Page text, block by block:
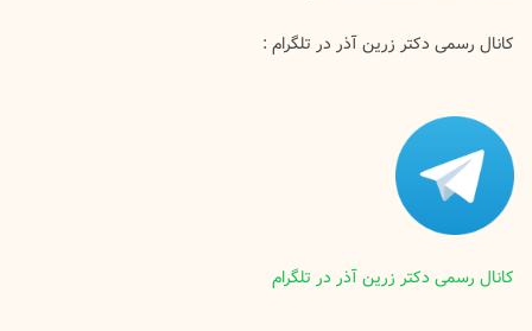
کانال رسمی دکتر زرین آذر در تلگرام :
کانال رسمی دکتر زرین آذر در تلگرام